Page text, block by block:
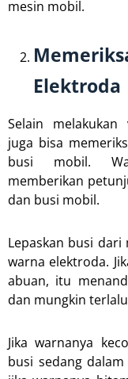
mesin mobil.
Elektroda
Selain
juga bisa
busi mobil.
memberikan
dan busi mobil.
Lepaskan busi dari
warna elektroda.
abuan, itu
dan mungkin
Jika warnanya
busi sedang